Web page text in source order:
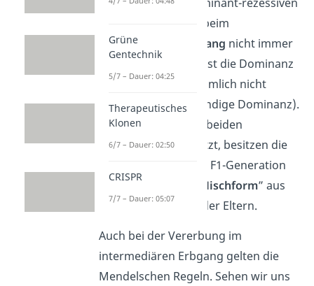
Erbgang, setzt sich beim
intermediären Erbgang nicht immer
ein Allel durch. Hier ist die Dominanz
bestimmter Allele nämlich nicht
eindeutig (unvollständige Dominanz).
Weil sich keines der beiden
Elternallele durchsetzt, besitzen die
Nachkommen in der F1-Generation
im Phänotyp eine „
Mischform” aus
beiden Merkmalen der Eltern.
Auch bei der Vererbung im
intermediären Erbgang gelten die
Mendelschen Regeln. Sehen wir uns
Grüne
Gentechnik
5/7 – Dauer: 04:25
Therapeutisches
Klonen
6/7 – Dauer: 02:50
CRISPR
7/7 – Dauer: 05:07